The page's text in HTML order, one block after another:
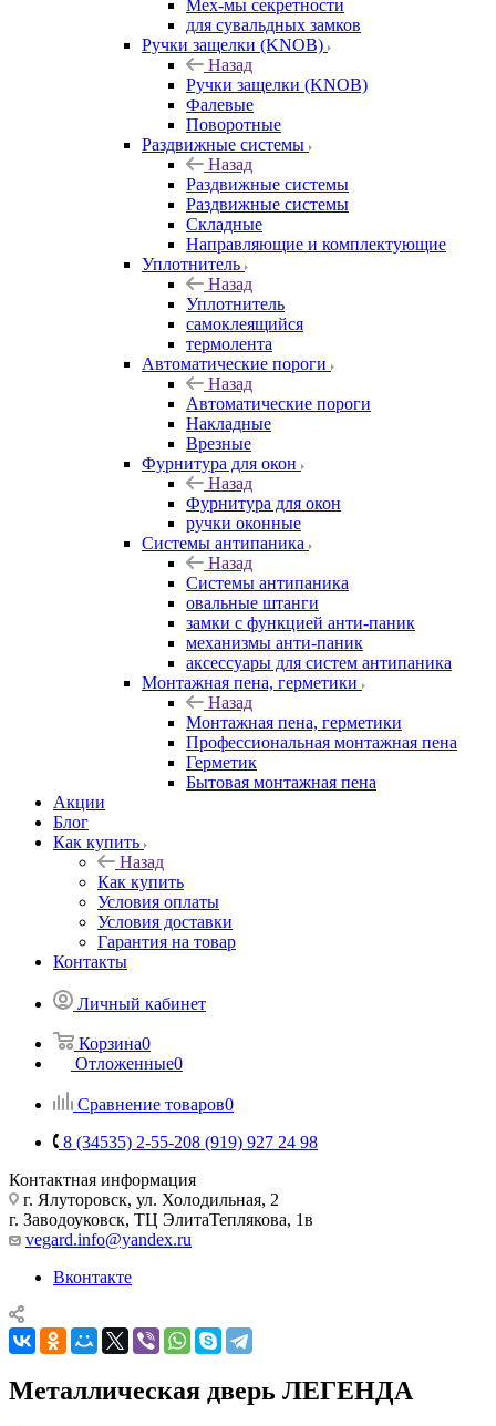
Мех-мы секретности
для сувальдных замков
Ручки защелки (KNOB)
Назад
Ручки защелки (KNOB)
Фалевые
Поворотные
Раздвижные системы
Назад
Раздвижные системы
Раздвижные системы
Складные
Направляющие и комплектующие
Уплотнитель
Назад
Уплотнитель
самоклеящийся
термолента
Автоматические пороги
Назад
Автоматические пороги
Накладные
Врезные
Фурнитура для окон
Назад
Фурнитура для окон
ручки оконные
Системы антипаника
Назад
Системы антипаника
овальные штанги
замки с функцией анти-паник
механизмы анти-паник
аксессуары для систем антипаника
Монтажная пена, герметики
Назад
Монтажная пена, герметики
Профессиональная монтажная пена
Герметик
Бытовая монтажная пена
Акции
Блог
Как купить
Назад
Как купить
Условия оплаты
Условия доставки
Гарантия на товар
Контакты
Личный кабинет
Корзина0
Отложенные0
Сравнение товаров0
8 (34535) 2-55-208 (919) 927 24 98
Контактная информация
г. Ялуторовск, ул. Холодильная, 2
г. Заводоуковск, ​ТЦ Элита​Теплякова, 1в
vegard.info@yandex.ru
Вконтакте
Металлическая дверь ЛЕГЕНДА